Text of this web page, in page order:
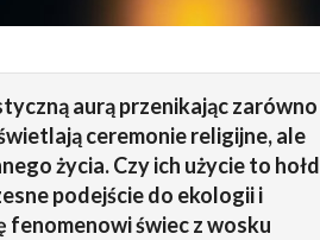
aurą przenikając zarówno
ceremonie religijne, ale
życia. Czy ich użycie to hołd
podejście do ekologii i
świec z wosku